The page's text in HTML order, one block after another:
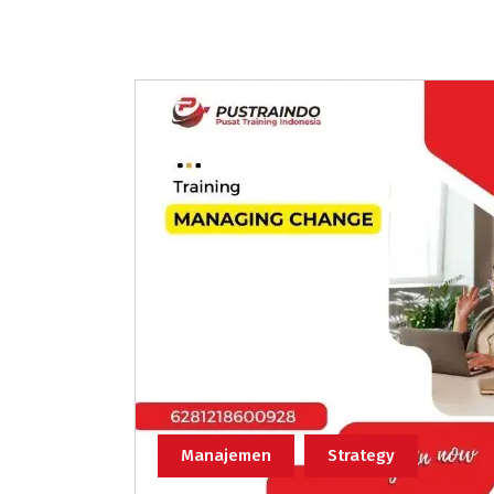
Manajemen Strategy